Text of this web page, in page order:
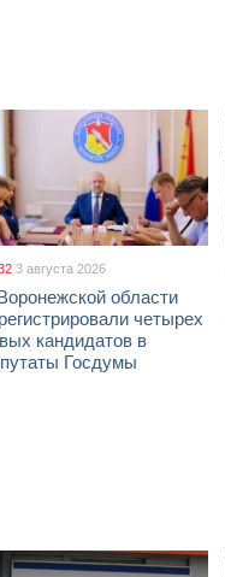
3 августа 2026
области
четырех
кандидатов в
Госдумы